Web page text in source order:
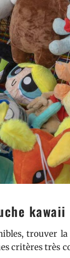
trouver
critères très